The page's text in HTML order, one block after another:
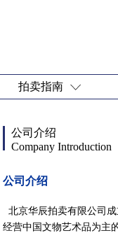
拍卖指南
公司介绍
Company Introduction
公司介绍
北京华辰拍卖有限公司
经营中国文物艺术品为主